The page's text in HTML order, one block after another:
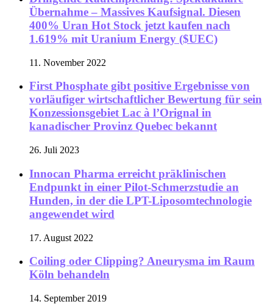
Übernahme – Massives Kaufsignal. Diesen
400% Uran Hot Stock jetzt kaufen nach
1.619% mit Uranium Energy ($UEC)
11. November 2022
First Phosphate gibt positive Ergebnisse von
vorläufiger wirtschaftlicher Bewertung für sein
Konzessionsgebiet Lac à l’Orignal in
kanadischer Provinz Quebec bekannt
26. Juli 2023
Innocan Pharma erreicht präklinischen
Endpunkt in einer Pilot-Schmerzstudie an
Hunden, in der die LPT-Liposomtechnologie
angewendet wird
17. August 2022
Coiling oder Clipping? Aneurysma im Raum
Köln behandeln
14. September 2019